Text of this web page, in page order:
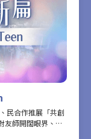
民合作推展「共創
友師開闊眼界、加